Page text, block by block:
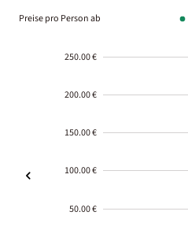
Preise pro Person ab
250.00 €
200.00 €
150.00 €
100.00 €
50.00 €